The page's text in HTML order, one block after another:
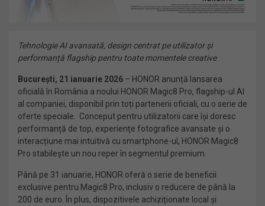
Tehnologie AI avansată, design centrat pe utilizator și
performanță flagship pentru toate momentele creative
București, 21 ianuarie 2026 – HONOR anunță lansarea
oficială în România a noului HONOR Magic8 Pro, flagship-ul AI
al companiei, disponibil prin toți partenerii oficiali, cu o serie de
oferte speciale. Conceput pentru utilizatorii care își doresc
performanță de top, experiențe fotografice avansate și o
interacțiune mai intuitivă cu smartphone-ul, HONOR Magic8
Pro stabilește un nou reper în segmentul premium.
Până pe 31 ianuarie, HONOR oferă o serie de beneficii
exclusive pentru Magic8 Pro, inclusiv o reducere de până la
200 de euro. În plus, dispozitivele achiziționate local și